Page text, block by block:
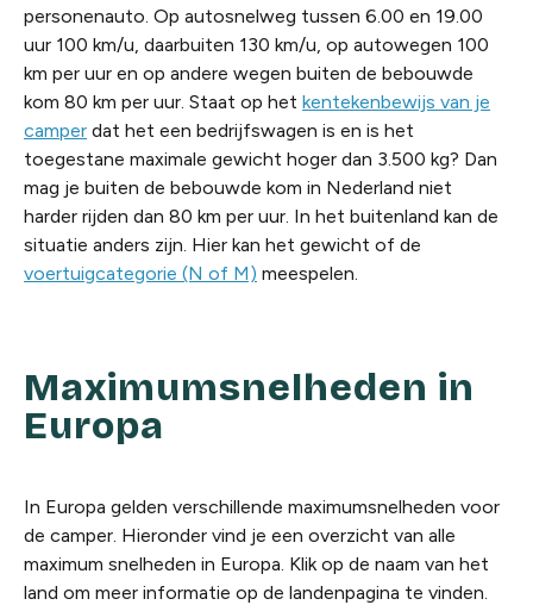
personenauto. Op autosnelweg tussen 6.00 en 19.00
uur 100 km/u, daarbuiten 130 km/u, op autowegen 100
km per uur en op andere wegen buiten de bebouwde
kom 80 km per uur. Staat op het kentekenbewijs van je
camper dat het een bedrijfswagen is en is het
toegestane maximale gewicht hoger dan 3.500 kg? Dan
mag je buiten de bebouwde kom in Nederland niet
harder rijden dan 80 km per uur. In het buitenland kan de
situatie anders zijn. Hier kan het gewicht of de
voertuigcategorie (N of M) meespelen.
Maximumsnelheden in
Europa
In Europa gelden verschillende maximumsnelheden voor
de camper. Hieronder vind je een overzicht van alle
maximum snelheden in Europa. Klik op de naam van het
land om meer informatie op de landenpagina te vinden.